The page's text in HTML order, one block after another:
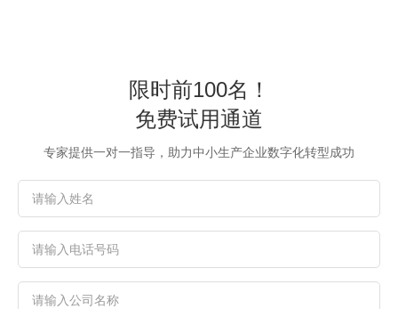
限时前100名！
免费试用通道
专家提供一对一指导，助力中小生产企业数字化转型成功